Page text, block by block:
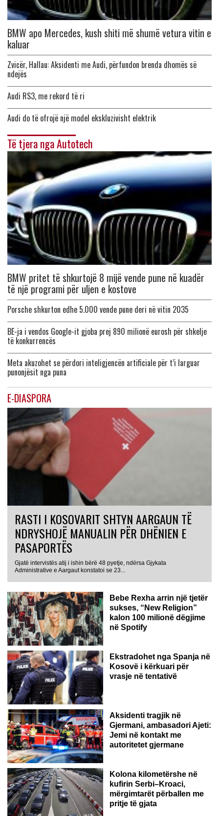
BMW apo Mercedes, kush shiti më shumë vetura vitin e
kaluar
Zvicër, Hallau: Aksidenti me Audi, përfundon brenda dhomës së
ndejës
Audi RS3, me rekord të ri
Audi do të ofrojë një model ekskluzivisht elektrik
Të tjera nga Autotech
BMW pritet të shkurtojë 8 mijë vende pune në kuadër
të një programi për uljen e kostove
Porsche shkurton edhe 5.000 vende pune deri në vitin 2035
BE-ja i vendos Google-it gjoba prej 890 milionë eurosh për shkelje
të konkurrencës
Meta akuzohet se përdori inteligjencën artificiale për t’i larguar
punonjësit nga puna
E-DIASPORA
RASTI I KOSOVARIT SHTYN AARGAUN TË
NDRYSHOJË MANUALIN PËR DHËNIEN E
PASAPORTËS
Gjatë intervistës atij i ishin bërë 48 pyetje, ndërsa Gjykata
Administrative e Aargaut konstatoi se 23...
Bebe Rexha arrin një tjetër
sukses, “New Religion”
kalon 100 milionë dëgjime
në Spotify
Ekstradohet nga Spanja në
Kosovë i kërkuari për
vrasje në tentativë
GJERMANI
Aksidenti tragjik në
Gjermani, ambasadori Ajeti:
Jemi në kontakt me
autoritetet gjermane
Kolona kilometërshe në
kufirin Serbi–Kroaci,
mërgimtarët përballen me
pritje të gjata